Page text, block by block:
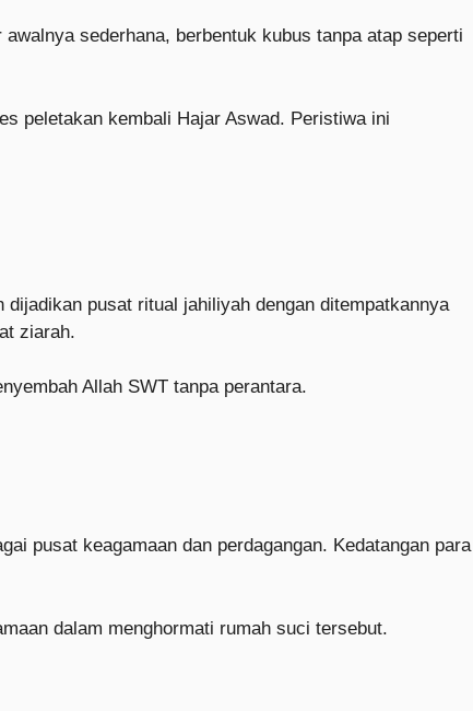
sederhana, berbentuk kubus tanpa atap seperti
peletakan kembali Hajar Aswad. Peristiwa ini
pusat ritual jahiliyah dengan ditempatkannya
ziarah.
Allah SWT tanpa perantara.
pusat keagamaan dan perdagangan. Kedatangan para
dalam menghormati rumah suci tersebut.